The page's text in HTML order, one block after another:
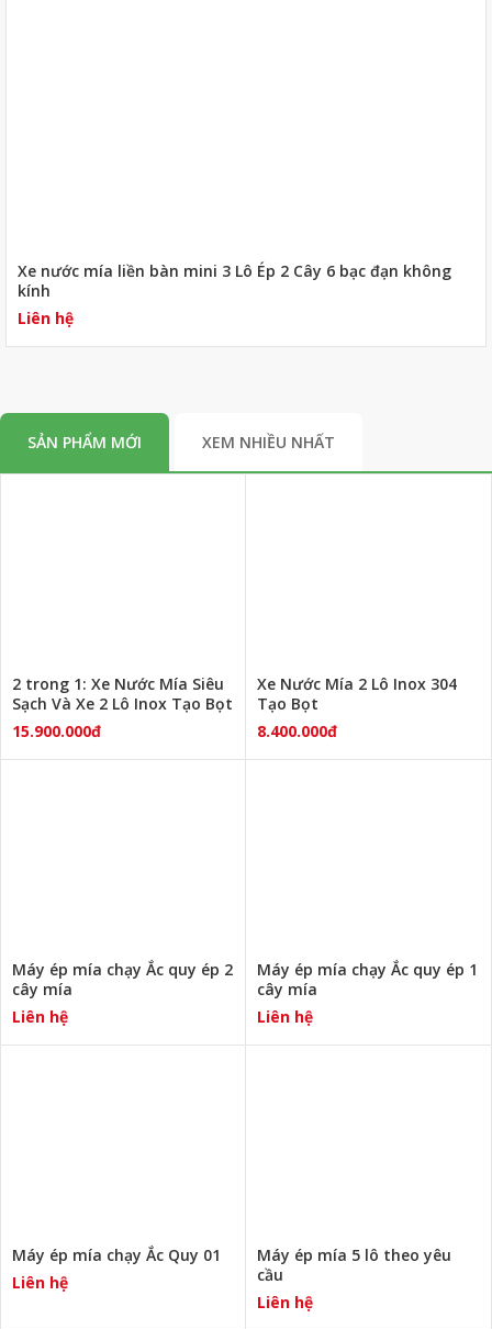
Xe nước mía liền bàn mini 3 Lô Ép 2 Cây 6 bạc đạn không
kính
Liên hệ
SẢN PHẨM MỚI XEM NHIỀU NHẤT
2 trong 1: Xe Nước Mía Siêu
Sạch Và Xe 2 Lô Inox Tạo Bọt
15.900.000đ
Xe Nước Mía 2 Lô Inox 304
Tạo Bọt
8.400.000đ
Máy ép mía chạy Ắc quy ép 2
cây mía
Liên hệ
Máy ép mía chạy Ắc quy ép 1
cây mía
Liên hệ
Máy ép mía chạy Ắc Quy 01
Liên hệ
Máy ép mía 5 lô theo yêu
cầu
Liên hệ